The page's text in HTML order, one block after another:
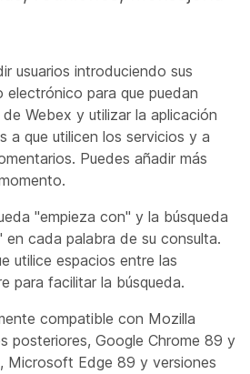
usuarios introduciendo sus
para que puedan
Webex y utilizar la aplicación
a que utilicen los servicios y a
Puedes añadir más
"empieza con" y la búsqueda
cada palabra de su consulta.
utilice espacios entre las
para facilitar la búsqueda.
compatible con Mozilla
posteriores, Google Chrome 89 y
Microsoft Edge 89 y versiones